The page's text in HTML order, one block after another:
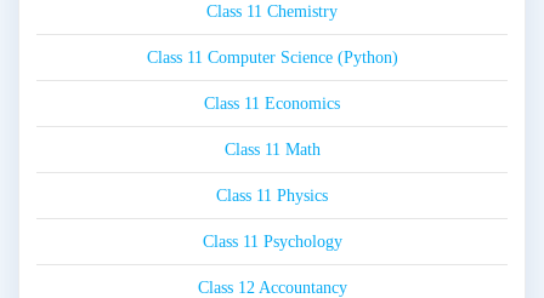
Class 11 Chemistry
Class 11 Computer Science (Python)
Class 11 Economics
Class 11 Math
Class 11 Physics
Class 11 Psychology
Class 12 Accountancy